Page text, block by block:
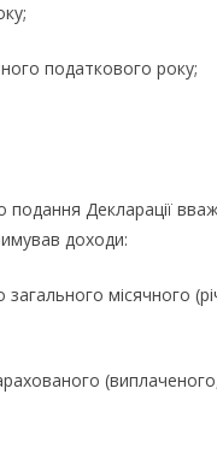
податкового року;
Декларації
доходи:
місячного